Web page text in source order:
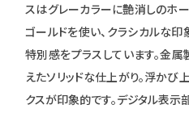
スはグレーカラーに艶消しのホ
ゴールドを使い、クラシカルな
特別感をプラスしています。金
えたソリッドな仕上がり。浮かび
クスが印象的です。デジタル表示